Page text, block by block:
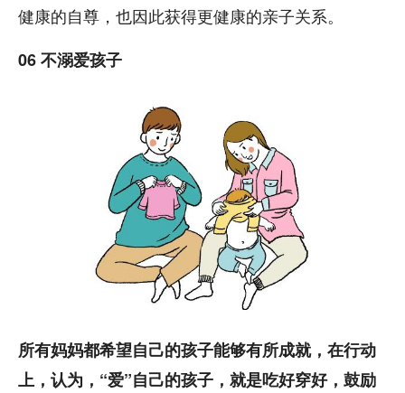
健康的自尊，也因此获得更健康的亲子关系。
06 不溺爱孩子
所有妈妈都希望自己的孩子能够有所成就，在行动
上，认为，“爱”自己的孩子，就是吃好穿好，鼓励